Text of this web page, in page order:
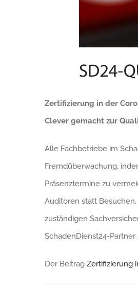
Zertifizierung in der
Clever gemacht zur
Alle Fachbetriebe im
Fremdüberwachung,
Präsenztermine zu
Auditoren statt
zuständigen
SchadenDienst24-
Der Beitrag Zertifizierung